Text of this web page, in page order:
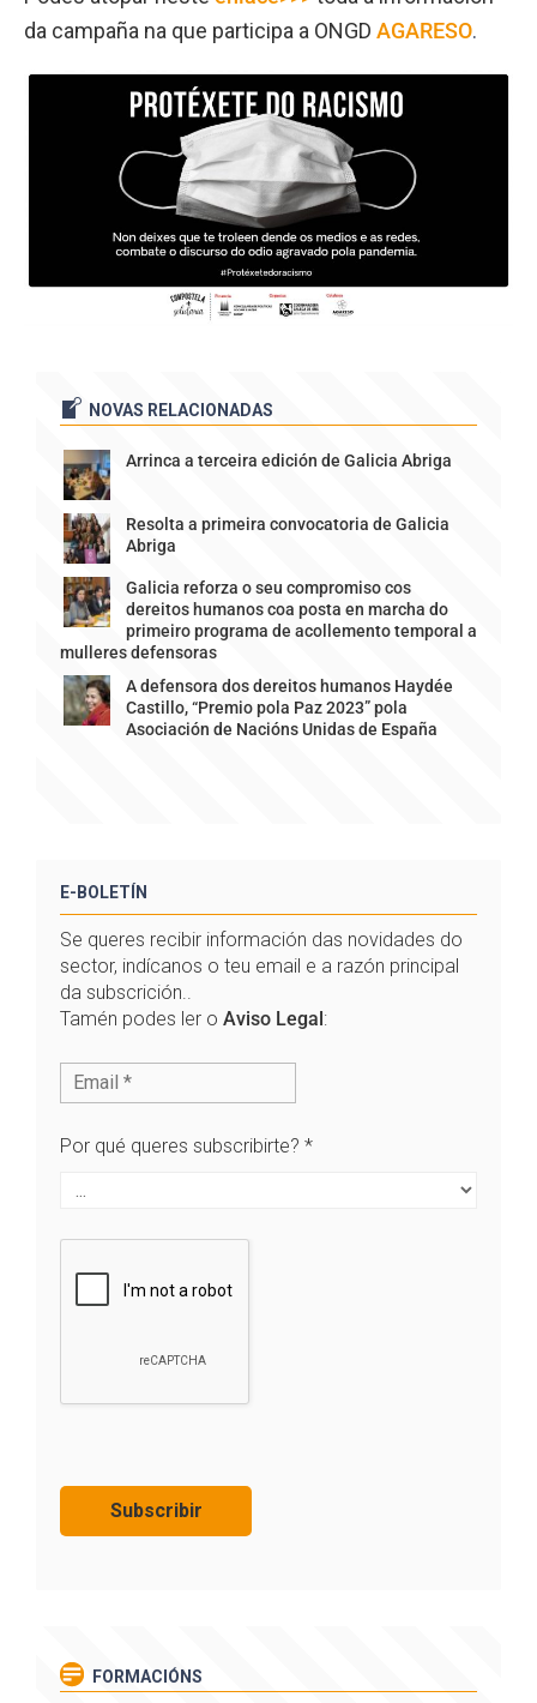
da campaña na que participa a ONGD AGARESO.
NOVAS RELACIONADAS
Arrinca a terceira edición de Galicia Abriga
Resolta a primeira convocatoria de Galicia
Abriga
Galicia reforza o seu compromiso cos
dereitos humanos coa posta en marcha do
primeiro programa de acollemento temporal a
mulleres defensoras
A defensora dos dereitos humanos Haydée
Castillo, “Premio pola Paz 2023” pola
Asociación de Nacións Unidas de España
E-BOLETÍN
Se queres recibir información das novidades do
sector, indícanos o teu email e a razón principal
da subscrición..
Tamén podes ler o Aviso Legal:
Por qué queres subscribirte? *
FORMACIÓNS